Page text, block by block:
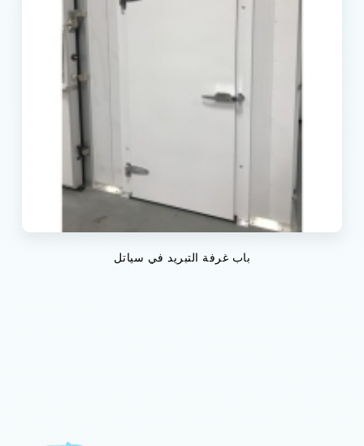
باب غرفة التبريد في سياتل